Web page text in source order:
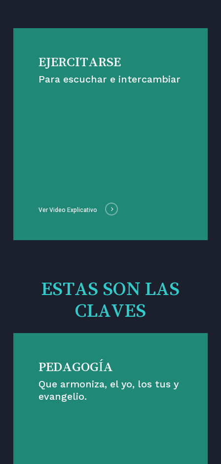
EJERCITARSE
Para escuchar e intercambiar
Ver Video Explicativo
ESTAS SON LAS
CLAVES
PEDAGOGÍA
Que armoniza, el yo, los tus y
evangelio.